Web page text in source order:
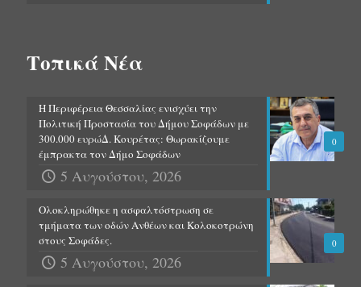
Τοπικά Νέα
0
Η Περιφέρεια Θεσσαλίας ενισχύει την
Πολιτική Προστασία του Δήμου Σοφάδων με
300.000 ευρώΔ. Κουρέτας: Θωρακίζουμε
έμπρακτα τον Δήμο Σοφάδων
5 Αυγούστου, 2026
0
Ολοκληρώθηκε η ασφαλτόστρωση σε
τμήματα των οδών Ανθέων και Κολοκοτρώνη
στους Σοφάδες.
5 Αυγούστου, 2026